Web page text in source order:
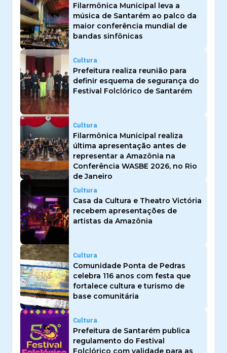
Filarmônica Municipal leva a
música de Santarém ao palco da
maior conferência mundial de
bandas sinfônicas
Cultura
Prefeitura realiza reunião para
definir esquema de segurança do
Festival Folclórico de Santarém
Cultura
Filarmônica Municipal realiza
última apresentação antes de
representar a Amazônia na
Conferência WASBE 2026, no Rio
de Janeiro
Cultura
Casa da Cultura e Theatro Victória
recebem apresentações de
artistas da Amazônia
Cultura
Comunidade Ponta de Pedras
celebra 116 anos com festa que
fortalece cultura e turismo de
base comunitária
Cultura
Prefeitura de Santarém publica
regulamento do Festival
Folclórico com validade para as